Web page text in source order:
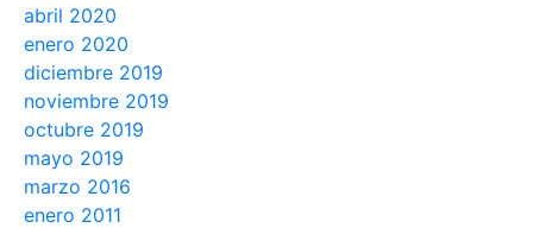
abril 2020
enero 2020
diciembre 2019
noviembre 2019
octubre 2019
mayo 2019
marzo 2016
enero 2011